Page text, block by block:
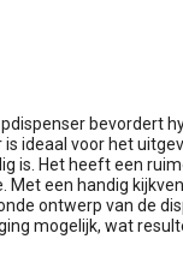
bevordert
ideaal voor het
is. Het heeft een
een handig
ontwerp van de
mogelijk, wat